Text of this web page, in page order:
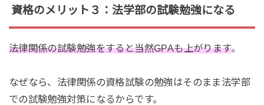
資格のメリット３：法学部の試験勉強になる
法律関係の試験勉強をすると当然GPAも上がります。
なぜなら、法律関係の資格試験の勉強はそのまま法学部
での試験勉強対策になるからです。